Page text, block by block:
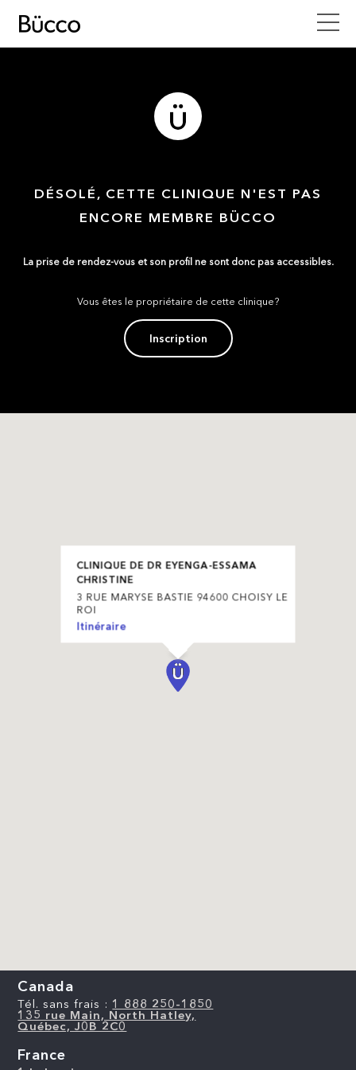
DÉSOLÉ, CETTE CLINIQUE N'EST PAS
ENCORE MEMBRE BÜCCO
La prise de rendez-vous et son profil ne sont donc pas accessibles.
Vous êtes le propriétaire de cette clinique?
Inscription
CLINIQUE DE DR EYENGA-ESSAMA
CHRISTINE
3 RUE MARYSE BASTIE 94600 CHOISY LE
ROI
Itinéraire
Canada
Tél. sans frais : 1 888 250-1850
135 rue Main, North Hatley,
Québec, J0B 2C0
France